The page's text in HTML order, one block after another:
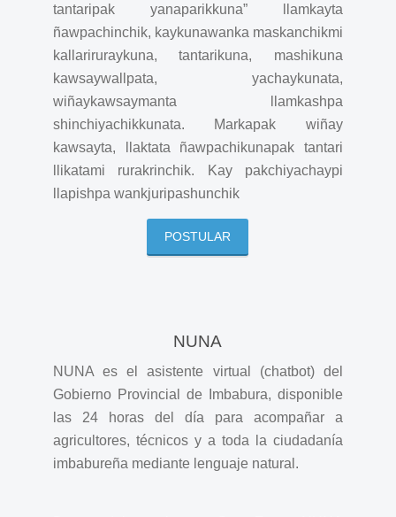
tantaripak yanaparikkuna” llamkayta
ñawpachinchik, kaykunawanka maskanchikmi
kallariruraykuna, tantarikuna, mashikuna
kawsaywallpata, yachaykunata,
wiñaykawsaymanta llamkashpa
shinchiyachikkunata. Markapak wiñay
kawsayta, llaktata ñawpachikunapak tantari
llikatami rurakrinchik. Kay pakchiyachaypi
llapishpa wankjuripashunchik
POSTULAR
NUNA
NUNA es el asistente virtual (chatbot) del
Gobierno Provincial de Imbabura, disponible
las 24 horas del día para acompañar a
agricultores, técnicos y a toda la ciudadanía
imbabureña mediante lenguaje natural.